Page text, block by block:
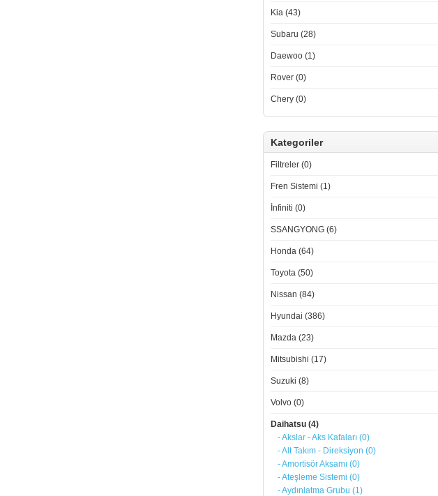
Kia (43)
Subaru (28)
Daewoo (1)
Rover (0)
Chery (0)
Kategoriler
Filtreler (0)
Fren Sistemi (1)
İnfiniti (0)
SSANGYONG (6)
Honda (64)
Toyota (50)
Nissan (84)
Hyundai (386)
Mazda (23)
Mitsubishi (17)
Suzuki (8)
Volvo (0)
Daihatsu (4)
- Akslar - Aks Kafaları (0)
- Alt Takım - Direksiyon (0)
- Amortisör Aksamı (0)
- Ateşleme Sistemi (0)
- Aydınlatma Grubu (1)